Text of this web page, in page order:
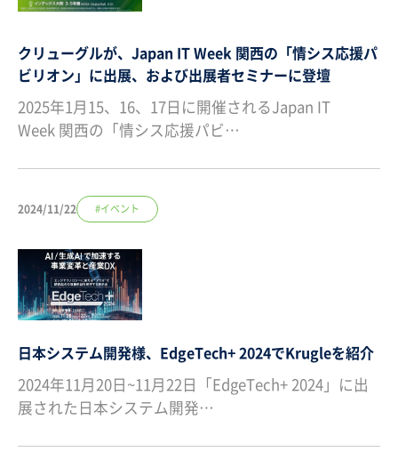
クリューグルが、Japan IT Week 関西の「情シス応援パ
ビリオン」に出展、および出展者セミナーに登壇
2025年1月15、16、17日に開催されるJapan IT
Week 関西の「情シス応援パビ…
2024/11/22 #イベント
日本システム開発様、EdgeTech+ 2024でKrugleを紹介
2024年11月20日~11月22日「EdgeTech+ 2024」に出
展された日本システム開発…